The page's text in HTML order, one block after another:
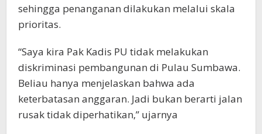
sehingga penanganan dilakukan melalui skala
prioritas.
“Saya kira Pak Kadis PU tidak melakukan
diskriminasi pembangunan di Pulau Sumbawa.
Beliau hanya menjelaskan bahwa ada
keterbatasan anggaran. Jadi bukan berarti jalan
rusak tidak diperhatikan,” ujarnya